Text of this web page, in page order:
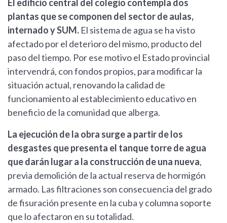
El edificio central del colegio contempla dos
plantas que se componen del sector de aulas,
internado y SUM. El sistema de agua se ha visto
afectado por el deterioro del mismo, producto del
paso del tiempo. Por ese motivo el Estado provincial
intervendrá, con fondos propios, para modificar la
situación actual, renovando la calidad de
funcionamiento al establecimiento educativo en
beneficio de la comunidad que alberga.
La ejecución de la obra surge a partir de los
desgastes que presenta el tanque torre de agua
que darán lugar a la construcción de una nueva,
previa demolición de la actual reserva de hormigón
armado. Las filtraciones son consecuencia del grado
de fisuración presente en la cuba y columna soporte
que lo afectaron en su totalidad.